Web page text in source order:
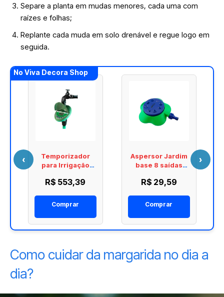
Separe a planta em mudas menores, cada uma com
raízes e folhas;
Replante cada muda em solo drenável e regue logo em
seguida.
No Viva Decora Shop
Temporizador
para Irrigação
Jardim Amanco
R$ 553,39
Comprar
Aspersor Jardim
base 8 saídas
R$ 29,59
Comprar
‹ ›
Como cuidar da margarida no dia a
dia?